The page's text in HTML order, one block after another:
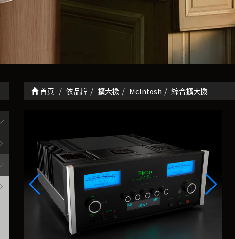
首頁 依品牌 擴大機 McIntosh 綜合擴大機